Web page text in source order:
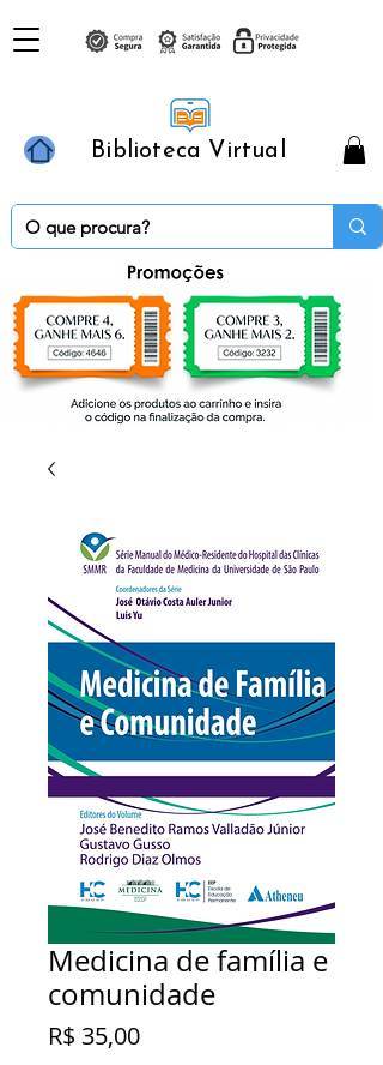
Biblioteca Virtual
Medicina de família e
comunidade
R$ 35,00Preço